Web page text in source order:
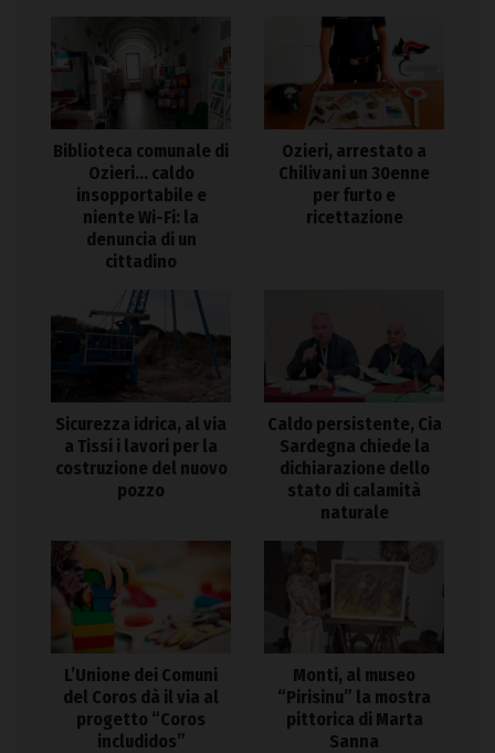
Biblioteca comunale di
Ozieri… caldo
insopportabile e
niente Wi-Fi: la
denuncia di un
cittadino
Ozieri, arrestato a
Chilivani un 30enne
per furto e
ricettazione
Sicurezza idrica, al via
a Tissi i lavori per la
costruzione del nuovo
pozzo
Caldo persistente, Cia
Sardegna chiede la
dichiarazione dello
stato di calamità
naturale
L’Unione dei Comuni
del Coros dà il via al
progetto “Coros
includidos”
Monti, al museo
“Pirisinu” la mostra
pittorica di Marta
Sanna